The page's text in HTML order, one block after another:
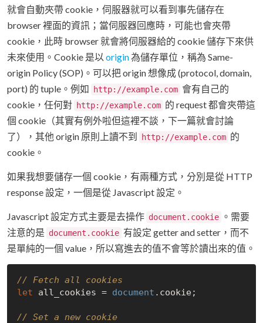
就會自動夾帶 cookie，伺服器就可以看到事先儲存在
browser 裡面的資訊；當伺服器回應時，可能也會夾帶
cookie，此時 browser 就會將伺服器給的 cookie 儲存下來供
未來使用。Cookie 是以 origin為儲存單位，稱為 Same-
origin Policy (SOP)。可以把 origin 想像成 (protocol, domain,
port) 的 tuple。例如
http://example.com 會有自己的
cookie，任何對 http://example.com 的 request 都會夾帶這
個 cookie（其實有例外啦但這裡不談，下一篇就會討論
了），其他 origin 原則上讀不到
http://example.com 的
cookie。
如果我想要儲存一個 cookie，有兩種方式，分別是從 HTTP
response 設定，一個是從 Javascript 設定。
Javascript 設定方式主要是去操作 document.cookie 。需要
注意的是 document.cookie 有設定 getter and setter，而不
是單純的一個 value，所以寫進去的值不會等於讀出來的值。
// Fetch all cookies
let all_cookies = document .cookie;
// Set a new cookie